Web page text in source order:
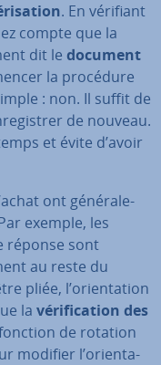
. En vérifiant
compte que la
dit le document
la procédure
: non. Il suffit de
de nouveau.
et évite d’avoir
ont gé­né­ra­le­
exemple, les
réponse sont
au reste du
pliée, l’orien­ta­tion
la vé­ri­fi­ca­tion des
de rotation
modifier l’orien­ta­